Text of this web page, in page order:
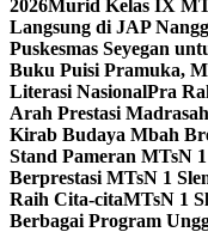
2026Murid Kelas IX
Langsung di JAP
Puskesmas Seyegan
Buku Puisi Pramuka,
Literasi NasionalPra
Arah Prestasi Madrasah
Kirab Budaya Mbah
Stand Pameran MTsN
Berprestasi MTsN 1
Raih Cita-citaMTsN 1
Berbagai Program